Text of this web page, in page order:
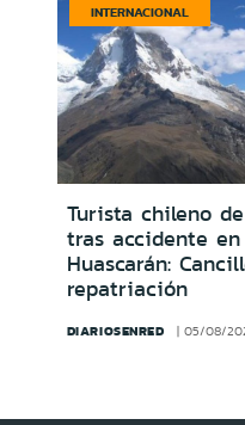
INTERNACIONAL
Turista chileno
tras accidente
Huascarán:
repatriación
DIARIOSENRED 05/08/